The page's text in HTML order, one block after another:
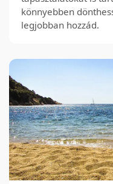
könnyebben
legjobban hozzád.